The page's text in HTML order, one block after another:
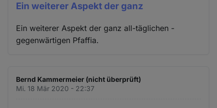
Ein weiterer Aspekt der ganz
Ein weiterer Aspekt der ganz all-täglichen -
gegenwärtigen Pfaffia.
Bernd Kammermeier (nicht überprüft)
Mi. 18 Mär 2020 - 22:37